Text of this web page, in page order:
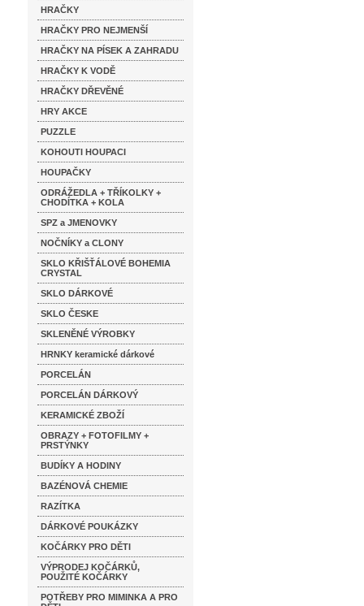
HRAČKY
HRAČKY PRO NEJMENŠÍ
HRAČKY NA PÍSEK A ZAHRADU
HRAČKY K VODĚ
HRAČKY DŘEVĚNÉ
HRY AKCE
PUZZLE
KOHOUTI HOUPACI
HOUPAČKY
ODRÁŽEDLA + TŘÍKOLKY +
CHODÍTKA + KOLA
SPZ a JMENOVKY
NOČNÍKY a CLONY
SKLO KŘIŠŤÁLOVÉ BOHEMIA
CRYSTAL
SKLO DÁRKOVÉ
SKLO ČESKE
SKLENĚNÉ VÝROBKY
HRNKY keramické dárkové
PORCELÁN
PORCELÁN DÁRKOVÝ
KERAMICKÉ ZBOŽÍ
OBRAZY + FOTOFILMY +
PRSTÝNKY
BUDÍKY A HODINY
BAZÉNOVÁ CHEMIE
RAZÍTKA
DÁRKOVÉ POUKÁZKY
KOČÁRKY PRO DĚTI
VÝPRODEJ KOČÁRKŮ,
POUŽITÉ KOČÁRKY
POTŘEBY PRO MIMINKA A PRO